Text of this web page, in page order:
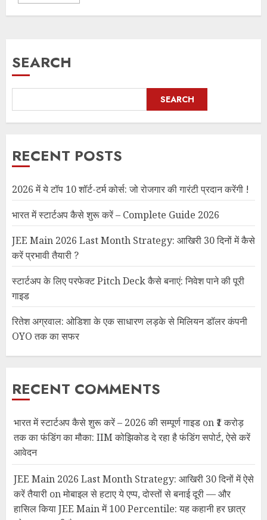
SEARCH
SEARCH
RECENT POSTS
2026 में ये टॉप 10 शॉर्ट-टर्म कोर्स: जो रोजगार की गारंटी प्रदान करेंगी !
भारत में स्टार्टअप कैसे शुरू करें – Complete Guide 2026
JEE Main 2026 Last Month Strategy: आखिरी 30 दिनों में कैसे
करें प्रभावी तैयारी ?
स्टार्टअप के लिए परफेक्ट Pitch Deck कैसे बनाएं: निवेश पाने की पूरी
गाइड
रितेश अग्रवाल: ओडिशा के एक साधारण लड़के से मिलियन डॉलर कंपनी
OYO तक का सफर
RECENT COMMENTS
भारत में स्टार्टअप कैसे शुरू करें – 2026 की सम्पूर्ण गाइड on ₹1 करोड़
तक का फंडिंग का मौका: IIM कोझिकोड दे रहा है फंडिंग सपोर्ट, ऐसे करें
आवेदन
JEE Main 2026 Last Month Strategy: आखिरी 30 दिनों में ऐसे
करें तैयारी onमोबाइल से हटाए ये एप्प, दोस्तों से बनाई दूरी — और
हासिल किया JEE Main में 100 Percentile: यह कहानी हर छात्र